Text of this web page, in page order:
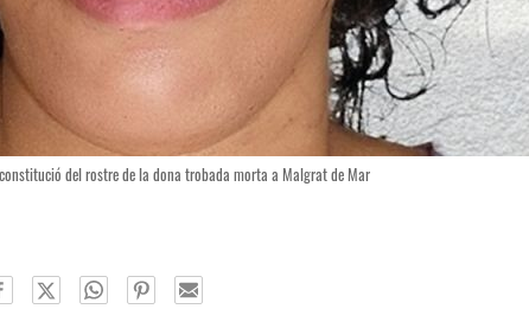
del rostre de la dona trobada morta a Malgrat de Mar